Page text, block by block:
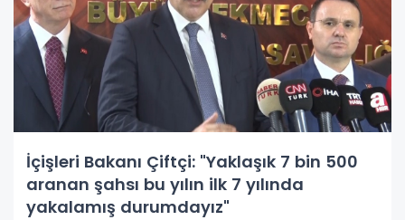
İçişleri Bakanı Çiftçi: "Yaklaşık 7 bin 500
aranan şahsı bu yılın ilk 7 yılında
yakalamış durumdayız"